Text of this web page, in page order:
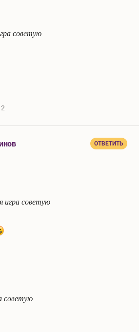
советую
ОТВЕТИТЬ
игра советую
советую